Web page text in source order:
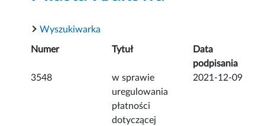
Wyszukiwarka
Numer Tytuł
Data
podpisania
3548
w sprawie
uregulowania
płatności
dotyczącej
2021-12-09